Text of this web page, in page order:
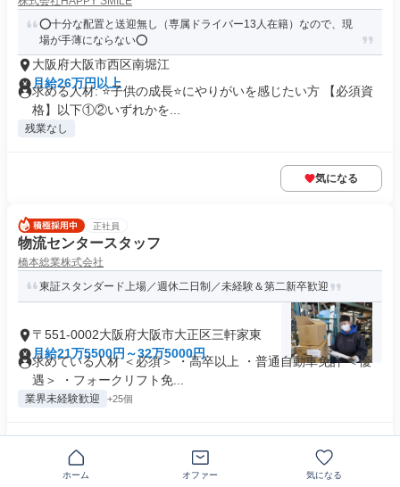
W7日❣夏8日❣冬9日✅児童発達支援・放課後等デイサー
ビス⭕十分な配置と送迎無し（専属ドライバー13人在籍）なので、現
場が手薄にならない⭕
大阪府大阪市西区南堀江
月給26万円以上
求める人材: ⭐子供の成長⭐にやりがいを感じたい方 【必須資
格】以下①②いずれかを...
残業なし
気になる
正社員
物流センタースタッフ
橋本総業株式会社
東証スタンダード上場／週休二日制／未経験＆第二新卒歓迎
〒551-0002大阪府大阪市大正区三軒家東
月給21万5500円～32万5000円
求めている人材 ＜必須＞ ・高卒以上 ・普通自動車免許 ＜優
遇＞ ・フォークリフト免...
業界未経験歓迎 +25個
気になる
ホーム オファー 気になる